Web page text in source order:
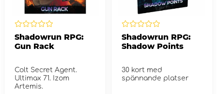
Shadowrun RPG:
Gun Rack
Colt Secret Agent.
Ultimax 71. Izom
Artemis.
Shadowrun RPG:
Shadow Points
30 kort med
spännande platser